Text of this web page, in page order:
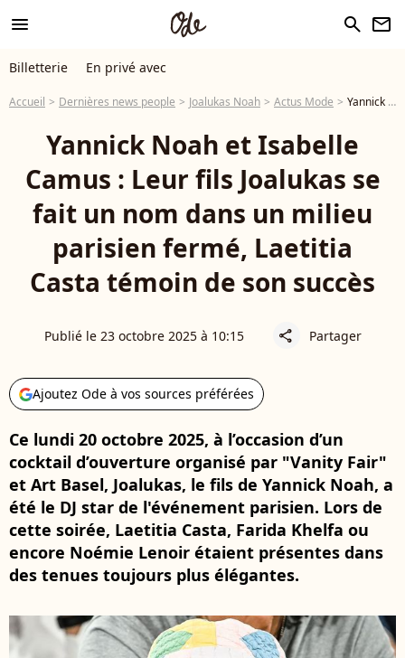
menu search newsletter
Billetterie En privé avec
Accueil Dernières news people Joalukas Noah Actus Mode Yannick Noah et Isabelle Camus : Leur fils Joalukas se fait un nom dans un milieu parisien fermé, Laetitia Casta témoin de son succès
Yannick Noah et Isabelle
Camus : Leur fils Joalukas se
fait un nom dans un milieu
parisien fermé, Laetitia
Casta témoin de son succès
Publié le 23 octobre 2025 à 10:15 share Partager
Ajoutez Ode à vos sources préférées
Ce lundi 20 octobre 2025, à l’occasion d’un
cocktail d’ouverture organisé par "Vanity Fair"
et Art Basel, Joalukas, le fils de Yannick Noah, a
été le DJ star de l'événement parisien. Lors de
cette soirée, Laetitia Casta, Farida Khelfa ou
encore Noémie Lenoir étaient présentes dans
des tenues toujours plus élégantes.